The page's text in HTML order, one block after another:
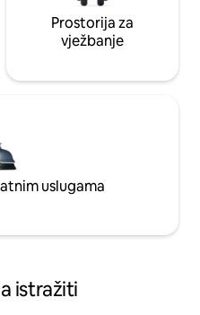
Prostorija za
vježbanje
uslugama
istražiti